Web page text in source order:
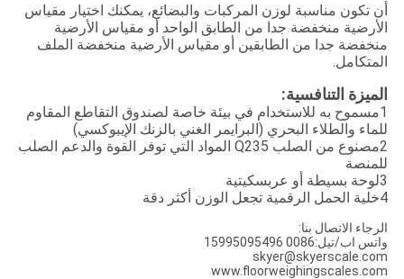
أن تكون مناسبة لوزن المركبات والبضائع، يمكنك اختيار مقياس
الأرضية منخفضة جدا من الطابق الواحد أو مقياس الأرضية
منخفضة جدا من الطابقين أو مقياس الأرضية منخفضة الملف
المتكامل.
الميزة التنافسية:
1مسموح به للاستخدام في بيئة خاصة لصندوق التقاطع المقاوم
للماء والطلاء البحري (البرايمر الغني بالزنك الإيبوكسي)
2مصنوع من الصلب Q235 المواد التي توفر القوة والدعم الصلب
للمنصة
3لوحة بسيطة أو عربسكيتية
4خلية الحمل الرقمية تجعل الوزن أكثر دقة
الرجاء الاتصال بنا:
واتس اب/تيل:0086 15995095496
skyer@skyerscale.com
www.floorweighingscales.com